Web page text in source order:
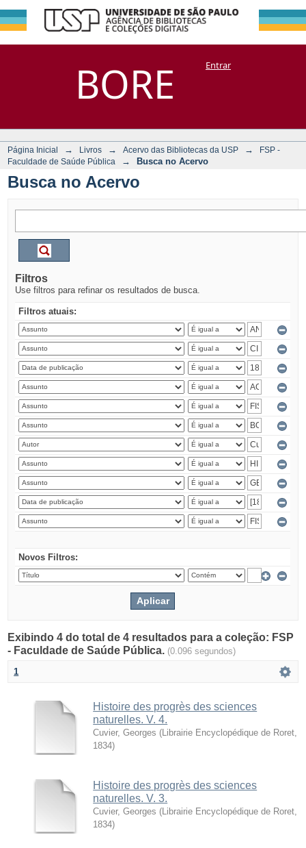
BORE
Busca no Acervo
DSpace/Manakin + CoriscoEntrar
Página Inicial → Livros → Acervo das Bibliotecas da USP →
FSP -
Faculdade de Saúde Pública
→ Busca no Acervo
Busca no Acervo
Filtros
Use filtros para refinar os resultados de busca.
Filtros atuais:
Novos Filtros:
Exibindo 4 do total de 4 resultados para a coleção: FSP
- Faculdade de Saúde Pública. (0.096 segundos)
1
Histoire des progrès des sciences
naturelles. V. 4.
Cuvier, Georges ( Librairie Encyclopédique de Roret
1834)
Histoire des progrès des sciences
naturelles. V. 3.
Cuvier, Georges ( Librairie Encyclopédique de Roret
1834)